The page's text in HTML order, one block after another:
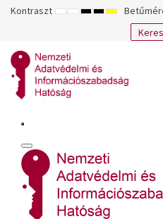
Kontraszt ALAPÉRTELMEZETT
ÉJSZAKAI
NAGY
KONTRASZTÚ
NAGY
KONTRASZTÚ
NAGY
SÁRGA
FEKETE